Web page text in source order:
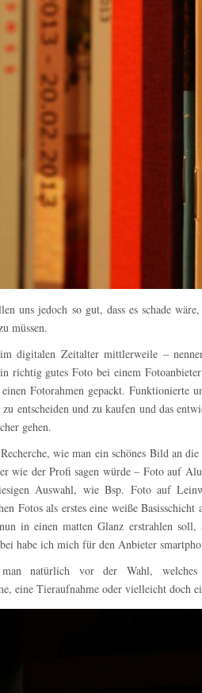
uns jedoch so gut, dass es schade
müssen.
digitalen Zeitalter mittlerweile –
richtig gutes Foto bei einem
Fotorahmen gepackt. Funktionierte
entscheiden und zu kaufen und das
gehen.
wie man ein schönes Bild an
wie der Profi sagen würde – Foto auf
Auswahl, wie Bsp. Foto auf
Fotos als erstes eine weiße
in einen matten Glanz erstrahlen
habe ich mich für den Anbieter
natürlich vor der Wahl,
eine Tieraufnahme oder vielleicht doch